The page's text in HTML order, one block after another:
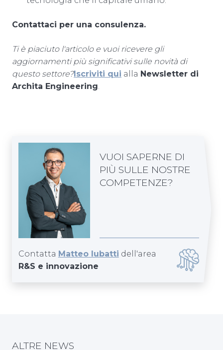
Contattaci per una consulenza.
Ti è piaciuto l'articolo e vuoi ricevere gli
aggiornamenti più significativi sulle novità di
questo settore?Iscriviti qui alla Newsletter di
Archita Engineering.
VUOI SAPERNE DI
PIÙ SULLE NOSTRE
COMPETENZE?
Contatta Matteo Iubatti dell'area
R&S e innovazione
ALTRE NEWS